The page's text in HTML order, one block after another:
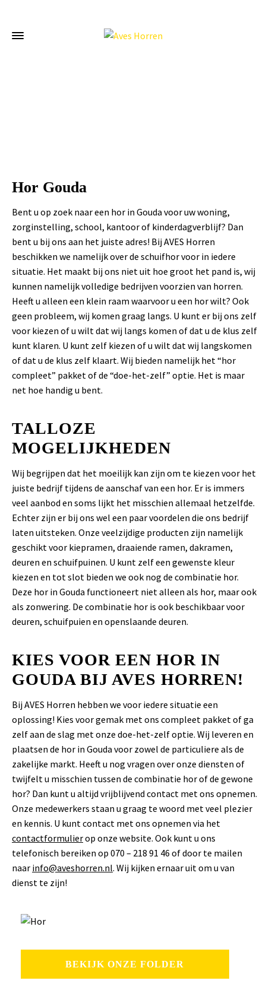
Hor Gouda
Bent u op zoek naar een hor in Gouda voor uw woning,
zorginstelling, school, kantoor of kinderdagverblijf? Dan
bent u bij ons aan het juiste adres! Bij AVES Horren
beschikken we namelijk over de schuifhor voor in iedere
situatie. Het maakt bij ons niet uit hoe groot het pand is, wij
kunnen namelijk volledige bedrijven voorzien van horren.
Heeft u alleen een klein raam waarvoor u een hor wilt? Ook
geen probleem, wij komen graag langs. U kunt er bij ons zelf
voor kiezen of u wilt dat wij langs komen of dat u de klus zelf
kunt klaren. U kunt zelf kiezen of u wilt dat wij langskomen
of dat u de klus zelf klaart. Wij bieden namelijk het “hor
compleet” pakket of de “doe-het-zelf” optie. Het is maar
net hoe handig u bent.
TALLOZE
MOGELIJKHEDEN
Wij begrijpen dat het moeilijk kan zijn om te kiezen voor het
juiste bedrijf tijdens de aanschaf van een hor. Er is immers
veel aanbod en soms lijkt het misschien allemaal hetzelfde.
Echter zijn er bij ons wel een paar voordelen die ons bedrijf
laten uitsteken. Onze veelzijdige producten zijn namelijk
geschikt voor kiepramen, draaiende ramen, dakramen,
deuren en schuifpuinen. U kunt zelf een gewenste kleur
kiezen en tot slot bieden we ook nog de combinatie hor.
Deze hor in Gouda functioneert niet alleen als hor, maar ook
als zonwering. De combinatie hor is ook beschikbaar voor
deuren, schuifpuien en openslaande deuren.
KIES VOOR EEN HOR IN
GOUDA BIJ AVES HORREN!
Bij AVES Horren hebben we voor iedere situatie een
oplossing! Kies voor gemak met ons compleet pakket of ga
zelf aan de slag met onze doe-het-zelf optie. Wij leveren en
plaatsen de hor in Gouda voor zowel de particuliere als de
zakelijke markt. Heeft u nog vragen over onze diensten of
twijfelt u misschien tussen de combinatie hor of de gewone
hor? Dan kunt u altijd vrijblijvend contact met ons opnemen.
Onze medewerkers staan u graag te woord met veel plezier
en kennis. U kunt contact met ons opnemen via het
contactformulierop onze website. Ook kunt u ons
telefonisch bereiken op 070 – 218 91 46 of door te mailen
naar info@aveshorren.nl. Wij kijken ernaar uit om u van
dienst te zijn!
BEKIJK ONZE FOLDER